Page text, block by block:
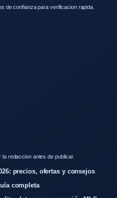
de confianza para verificacion rapida.
redaccion antes de publicar.
precios, ofertas y consejos
completa